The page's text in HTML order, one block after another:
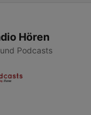
Hören
Podcasts